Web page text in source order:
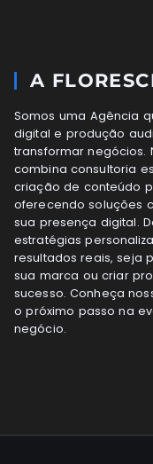
A
Somos uma Agência
digital e produção
transformar negócios.
combina consultoria
criação de conteúdo
oferecendo soluções
sua presença digital.
estratégias
resultados reais, seja
sua marca ou criar
sucesso. Conheça
o próximo passo na
negócio.